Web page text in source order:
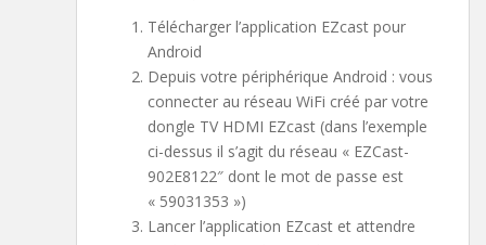
Télécharger l’application EZcast pour
Android
Depuis votre périphérique Android : vous
connecter au réseau WiFi créé par votre
dongle TV HDMI EZcast (dans l’exemple
ci-dessus il s’agit du réseau « EZCast-
902E8122″ dont le mot de passe est
« 59031353 »)
Lancer l’application EZcast et attendre